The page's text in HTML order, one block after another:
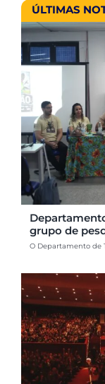
ÚLTIMAS
grupo de
O Departamento de